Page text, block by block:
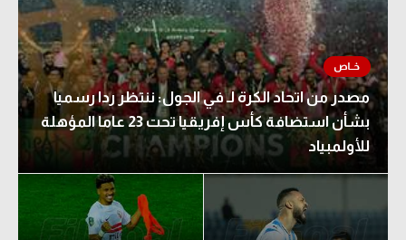
مصدر من اتحاد الكرة لـ في الجول: ننتظر ردا رسميا
بشأن استضافة كأس إفريقيا تحت 23 عاما المؤهلة
للأولمبياد